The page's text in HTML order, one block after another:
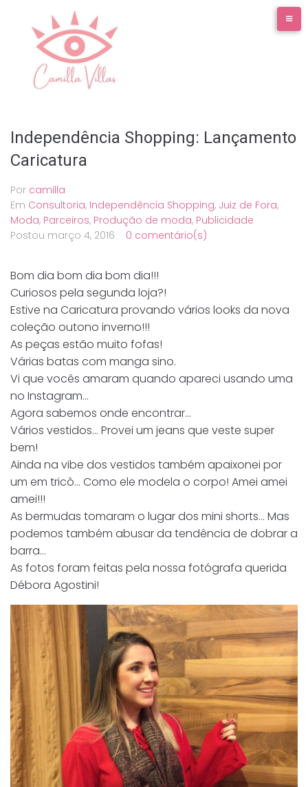
conteúdo
Independência Shopping: Lançamento
Caricatura
Por camilla
Em Consultoria, Independência Shopping, Juiz de Fora,
Moda, Parceiros, Produção de moda, Publicidade
Postou março 4, 2016 0 comentário(s)
Bom dia bom dia bom dia!!!
Curiosos pela segunda loja?!
Estive na Caricatura provando vários looks da nova
coleção outono inverno!!!
As peças estão muito fofas!
Várias batas com manga sino.
Vi que vocês amaram quando apareci usando uma
no Instagram…
Agora sabemos onde encontrar…
Vários vestidos… Provei um jeans que veste super
bem!
Ainda na vibe dos vestidos também apaixonei por
um em tricô… Como ele modela o corpo! Amei amei
amei!!!
As bermudas tomaram o lugar dos mini shorts… Mas
podemos também abusar da tendência de dobrar a
barra…
As fotos foram feitas pela nossa fotógrafa querida
Débora Agostini!